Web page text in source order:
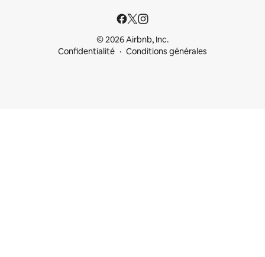
© 2026 Airbnb, Inc.
Confidentialité
Conditions générales